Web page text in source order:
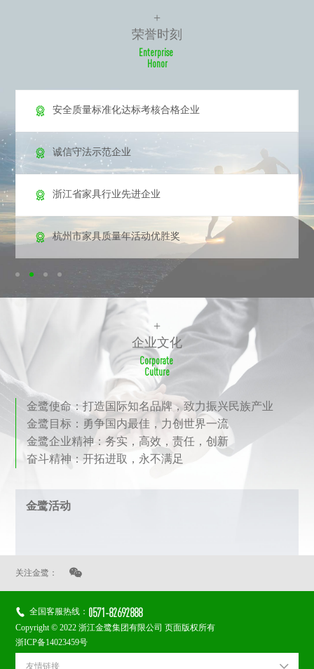
+
荣誉时刻
Enterprise
Honor
 安全质量标准化达标考核合格企业
 诚信守法示范企业
 浙江省家具行业先进企业
 杭州市家具质量年活动优胜奖
+
企业文化
Corporate
Culture
金鹭使命：打造国际知名品牌，致力振兴民族产业
金鹭目标：勇争国内最佳，力创世界一流
金鹭企业精神：务实，高效，责任，创新
奋斗精神：开拓进取，永不满足
金鹭活动
关注金鹭： 
 全国客服热线： 0571-82692888
Copyright © 2022 浙江金鹭集团有限公司 页面版权所有
浙ICP备14023459号
友情链接 